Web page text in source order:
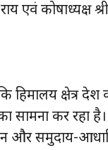
एवं कोषाध्यक्ष
हिमालय क्षेत्र
कर रहा
और समुदाय-